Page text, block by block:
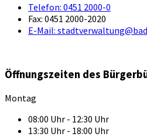
Telefon: 0451 2000-0
Fax: 0451 2000-2020
E-Mail:
Öffnungszeiten des
Montag
08:00 Uhr - 12:30 Uhr
13:30 Uhr - 18:00 Uhr